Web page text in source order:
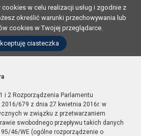
w celu realizacji usług i zgodnie z
określić warunki przechowywania lub
cookies w Twojej przeglądarce.
ciasteczka
i 2 Rozporządzenia Parlamentu
2016/679 z dnia 27 kwietnia 2016r. w
w związku z przetwarzaniem
swobodnego przepływu takich danych
46/WE (ogólne rozporządzenie o